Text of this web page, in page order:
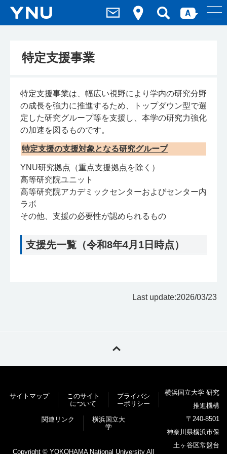
特定支援事業
特定支援事業は、幅広い視野により学内の研究分野
の成長を強力に推進するため、トップダウン型で選
定した研究グループ等を支援し、本学の研究力強化
の加速を図るものです。
特定支援の支援対象となる研究グループ
YNU研究拠点（重点支援拠点を除く）
高等研究院ユニット
高等研究院アカデミックセンターおよびセンター内
ラボ
その他、支援の必要性が認められるもの
支援先一覧（令和8年4月1日時点）
Last update:2026/03/23
サイトマップ
このサイト
について
プライバシ
ーポリシー
関連リンク
横浜国立大
学
Copyright © YOKOHAMA National University All
横浜国立大学 研究
推進機構
〒240-8501
神奈川県横浜市保
土ヶ谷区常盤台